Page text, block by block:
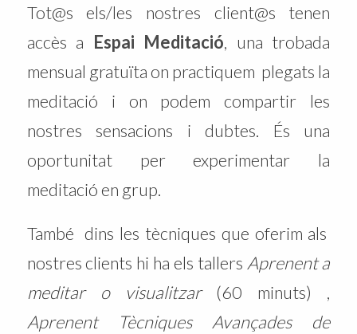
Tot@s els/les nostres client@s tenen
accès a Espai Meditació, una trobada
mensual gratuïta on practiquem plegats la
meditació i on podem compartir les
nostres sensacions i dubtes. És una
oportunitat per experimentar la
meditació en grup.
També dins les tècniques que oferim als
nostres clients hi ha els tallers Aprenent a
meditar o visualitzar(60 minuts) ,
Aprenent Tècniques Avançades de